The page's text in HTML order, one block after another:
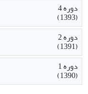
دوره 4
(1393)
دوره 2
(1391)
دوره 1
(1390)